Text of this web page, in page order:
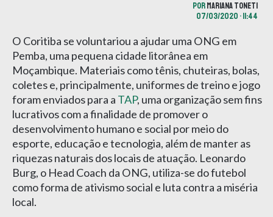
PORMARIANA TONETI
07/03/2020 • 11:44
O Coritiba se voluntariou a ajudar uma ONG em
Pemba, uma pequena cidade litorânea em
Moçambique. Materiais como tênis, chuteiras, bolas,
coletes e, principalmente, uniformes de treino e jogo
foram enviados para a TAP, uma organização sem fins
lucrativos com a finalidade de promover o
desenvolvimento humano e social por meio do
esporte, educação e tecnologia, além de manter as
riquezas naturais dos locais de atuação. Leonardo
Burg, o Head Coach da ONG, utiliza-se do futebol
como forma de ativismo social e luta contra a miséria
local.